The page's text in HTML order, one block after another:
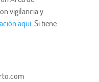
vigilancia y
aquí. Si tiene